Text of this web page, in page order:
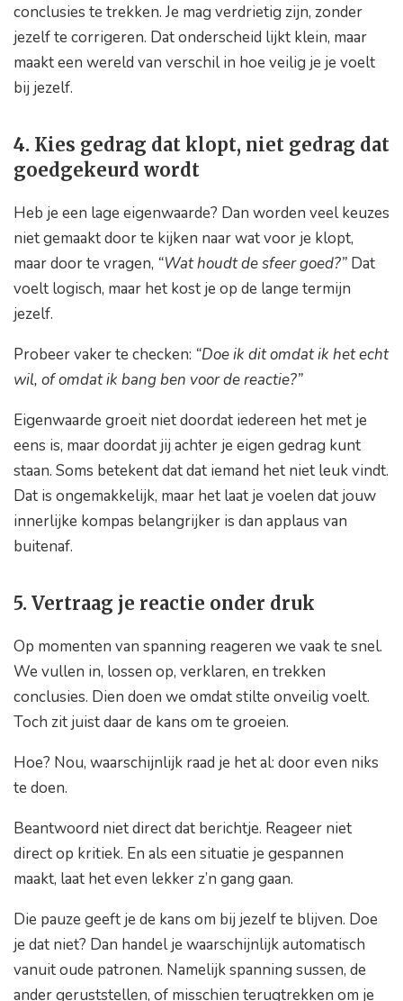
conclusies te trekken. Je mag verdrietig zijn, zonder
jezelf te corrigeren. Dat onderscheid lijkt klein, maar
maakt een wereld van verschil in hoe veilig je je voelt
bij jezelf.
4. Kies gedrag dat klopt, niet gedrag dat
goedgekeurd wordt
Heb je een lage eigenwaarde? Dan worden veel keuzes
niet gemaakt door te kijken naar wat voor je klopt,
maar door te vragen, “Wat houdt de sfeer goed?” Dat
voelt logisch, maar het kost je op de lange termijn
jezelf.
Probeer vaker te checken: “Doe ik dit omdat ik het echt
wil, of omdat ik bang ben voor de reactie?”
Eigenwaarde groeit niet doordat iedereen het met je
eens is, maar doordat jij achter je eigen gedrag kunt
staan. Soms betekent dat dat iemand het niet leuk vindt.
Dat is ongemakkelijk, maar het laat je voelen dat jouw
innerlijke kompas belangrijker is dan applaus van
buitenaf.
5. Vertraag je reactie onder druk
Op momenten van spanning reageren we vaak te snel.
We vullen in, lossen op, verklaren, en trekken
conclusies. Dien doen we omdat stilte onveilig voelt.
Toch zit juist daar de kans om te groeien.
Hoe? Nou, waarschijnlijk raad je het al: door even niks
te doen.
Beantwoord niet direct dat berichtje. Reageer niet
direct op kritiek. En als een situatie je gespannen
maakt, laat het even lekker z’n gang gaan.
Die pauze geeft je de kans om bij jezelf te blijven. Doe
je dat niet? Dan handel je waarschijnlijk automatisch
vanuit oude patronen. Namelijk spanning sussen, de
ander geruststellen, of misschien terugtrekken om je